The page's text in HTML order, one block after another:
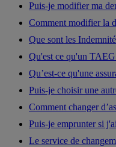
Puis-je modifier ma
Comment modifier la
Que sont les
Qu'est ce qu'un
Qu’est-ce qu'une
Puis-je choisir une
Comment changer
Puis-je emprunter si
Le service de